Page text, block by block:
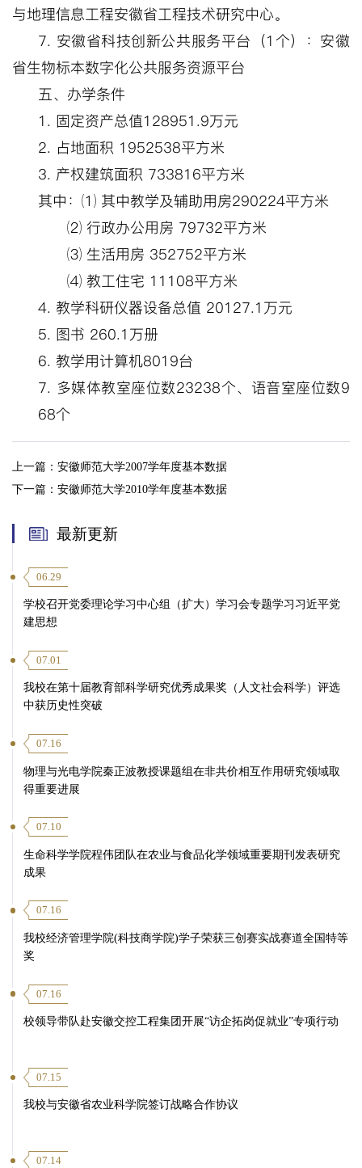
与地理信息工程安徽省工程技术研究中心。
7. 安徽省科技创新公共服务平台（1 个）： 安徽
省生物标本数字化公共服务资源平台
五、办学条件
1. 固定资产总值128951.9万元
2. 占地面积 1952538平方米
3. 产权建筑面积 733816平方米
其中：⑴ 其中教学及辅助用房290224平方米
⑵ 行政办公用房 79732平方米
⑶ 生活用房 352752平方米
⑷ 教工住宅 11108平方米
4.教学科研仪器设备总值 20127.1 万元
5. 图书 260.1 万册
6.教学用计算机8019台
7. 多媒体教室座位数23238个、语音室座位数9
68个
上一篇： 安徽师范大学2007学年度基本数据
下一篇： 安徽师范大学2010学年度基本数据
最新更新
06.29
学校召开党委理论学习中心组（扩大）学习会专题学习习近平党
建思想
07.01
我校在第十届教育部科学研究优秀成果奖（人文社会科学）评选
中获历史性突破
07.16
物理与光电学院秦正波教授课题组在非共价相互作用研究领域取
得重要进展
07.10
生命科学学院程伟团队在农业与食品化学领域重要期刊发表研究
成果
07.16
我校经济管理学院(科技商学院)学子荣获三创赛实战赛道全国特等
奖
07.16
校领导带队赴安徽交控工程集团开展“访企拓岗促就业”专项行动
07.15
我校与安徽省农业科学院签订战略合作协议
07.14